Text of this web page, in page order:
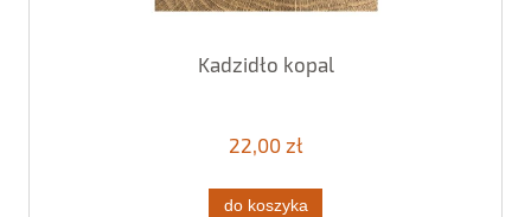
Kadzidło kopal
22,00 zł
do koszyka